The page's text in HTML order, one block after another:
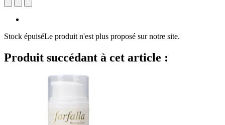
Stock épuiséLe produit n'est plus proposé sur notre site.
Produit succédant à cet article :